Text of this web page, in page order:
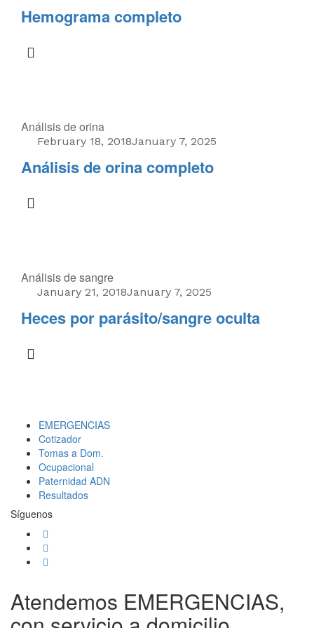
Hemograma completo
Análisis de orina
February 18, 2018January 7, 2025
Análisis de orina completo
Análisis de sangre
January 21, 2018January 7, 2025
Heces por parásito/sangre oculta
EMERGENCIAS
Cotizador
Tomas a Dom.
Ocupacional
Paternidad ADN
Resultados
Síguenos
Atendemos EMERGENCIAS,